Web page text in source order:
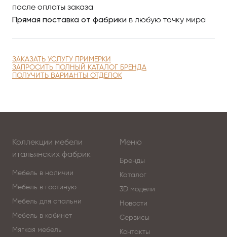
после оплаты заказа
Прямая поставка от фабрики в любую точку мира
ЗАКАЗАТЬ УСЛУГУ ПРИМЕРКИ
ЗАПРОСИТЬ ПОЛНЫЙ КАТАЛОГ БРЕНДА
ПОЛУЧИТЬ ВАРИАНТЫ ОТДЕЛОК
Коллекции мебели
итальянских фабрик
Мебель в наличии
Мебель в гостиную
Мебель для спальни
Мебель в кабинет
Мягкая мебель
Меню
Бренды
Каталог
3D модели
Новости
Сервисы
Контакты